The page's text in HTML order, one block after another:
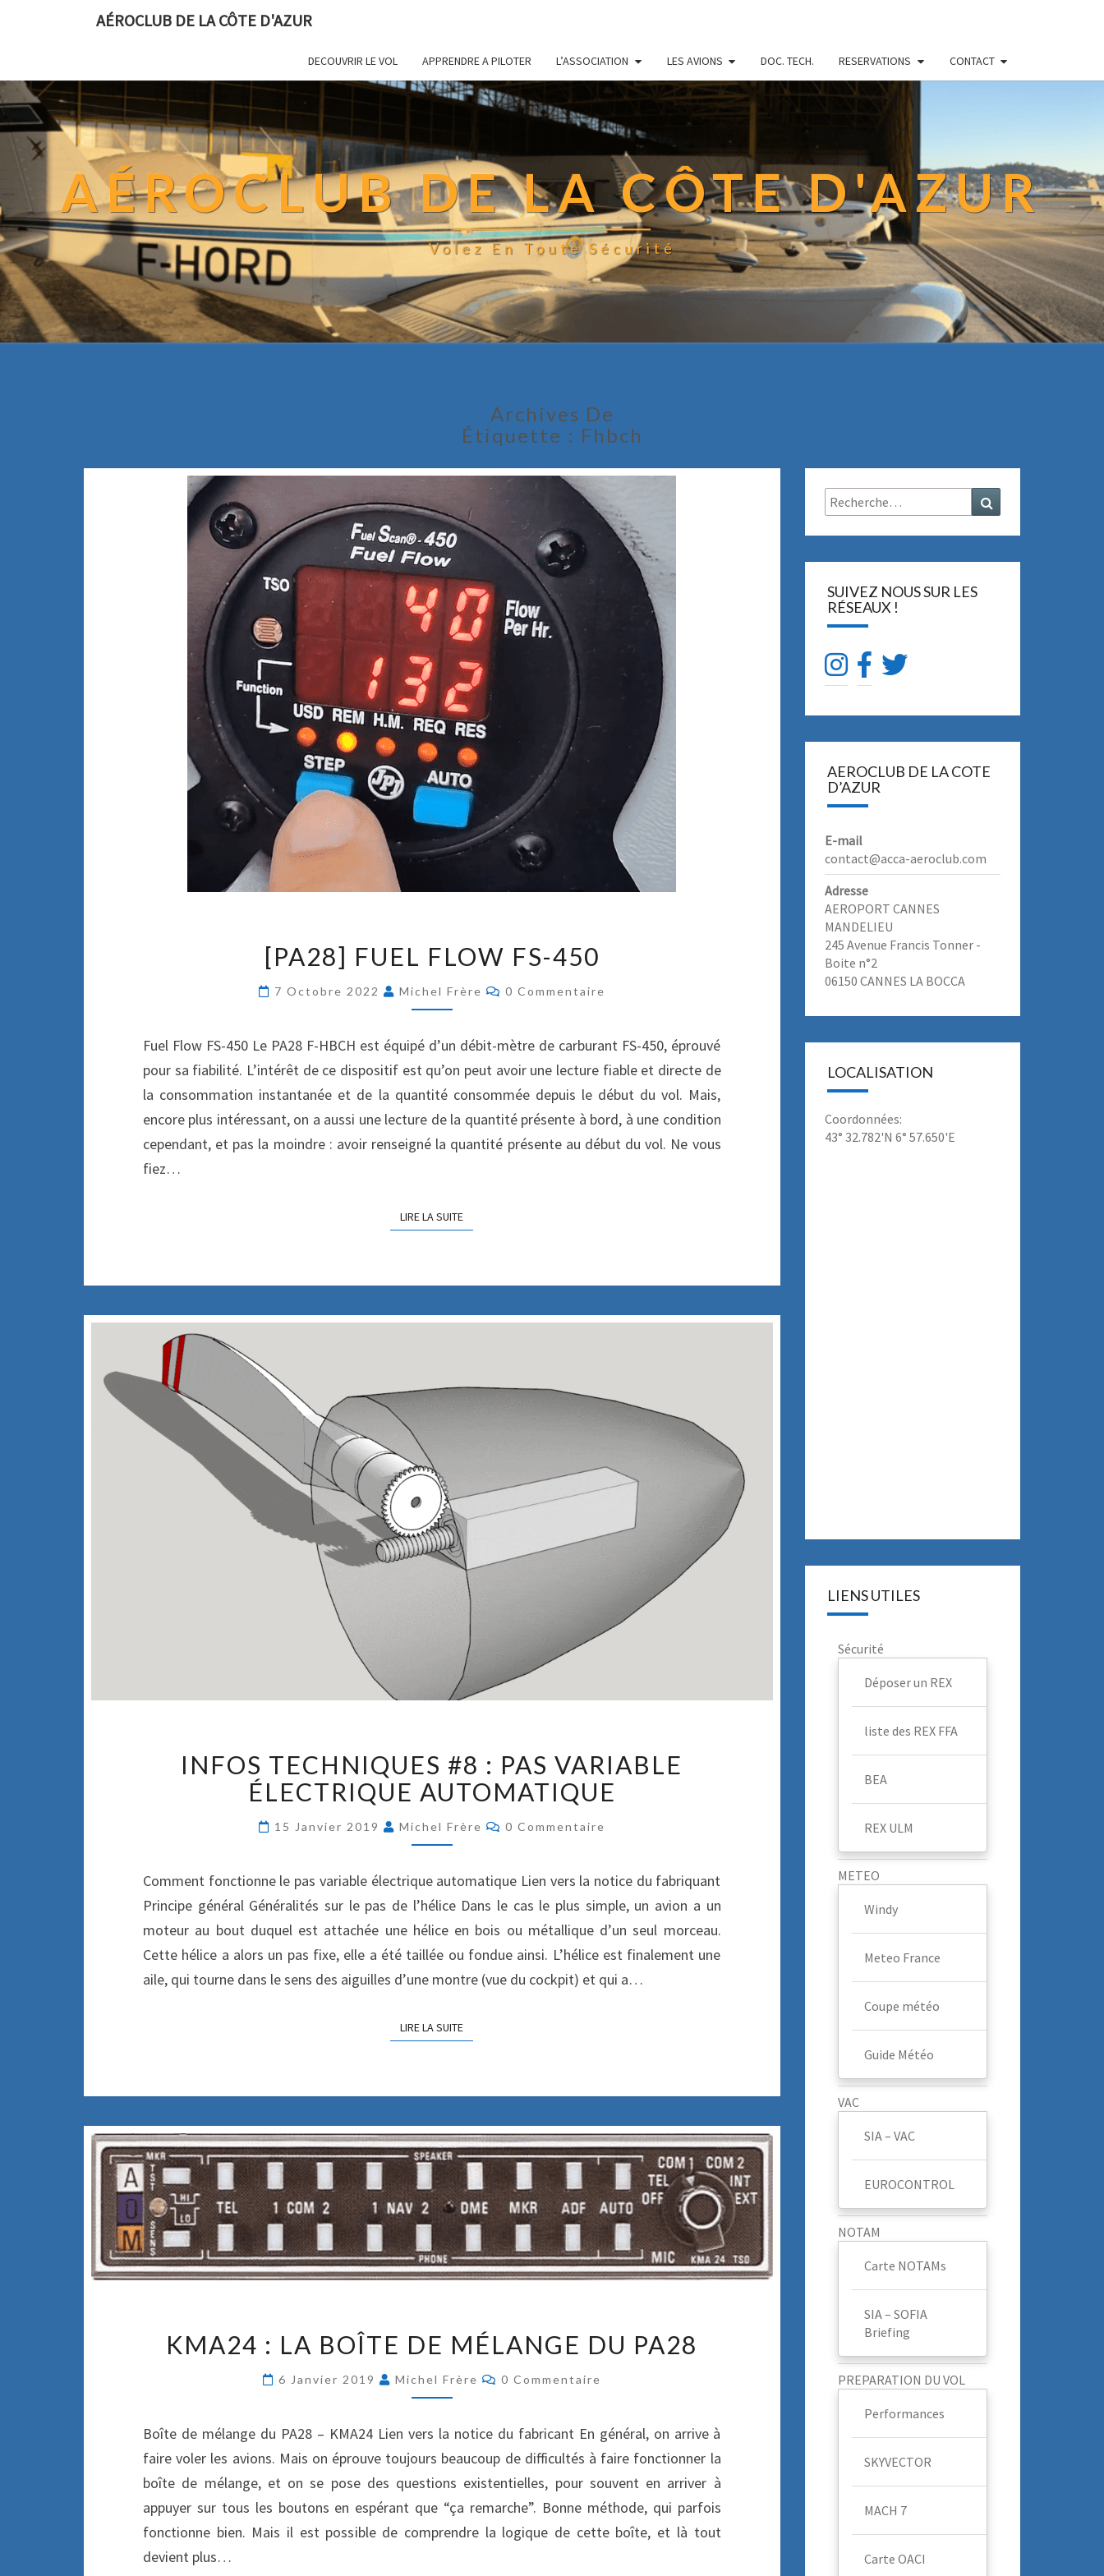
AÉROCLUB DE LA CÔTE D'AZUR
DECOUVRIR LE VOL APPRENDRE A PILOTER L’ASSOCIATION LES AVIONS DOC. TECH. RESERVATIONS CONTACT
AÉROCLUB DE LA CÔTE D'AZUR
Volez En Toute Sécurité
Archives De
Étiquette : Fhbch
P
2
]
U
E
L
F
F
4
0
[PA28] FUEL FLOW FS-450
7 Octobre 2022 Michel Frère
C
O
N
A
R
E
S
0 Commentaire
Fuel Flow FS-450 Le PA28 F-HBCH est équipé d’un débit-mètre de carburant FS-450, éprouvé
pour sa fiabilité. L’intérêt de ce dispositif est qu’on peut avoir une lecture fiable et directe de
la consommation instantanée et de la quantité consommée depuis le début du vol. Mais,
encore plus intéressant, on a aussi une lecture de la quantité présente à bord, à une condition
cependant, et pas la moindre : avoir renseigné la quantité présente au début du vol. Ne vous
fiez…
LIRE LA SUITE
N
F
O
S
T
C
H
N
I
S
:
A
S
V
A
R
A
B
É
E
C
R
I
Q
U
E
A
INFOS TECHNIQUES #8 : PAS VARIABLE
ÉLECTRIQUE AUTOMATIQUE
15 Janvier 2019 Michel Frère
C
O
N
A
S
0 Commentaire
Comment fonctionne le pas variable électrique automatique Lien vers la notice du fabriquant
Principe général Généralités sur le pas de l’hélice Dans le cas le plus simple, un avion a un
moteur au bout duquel est attachée une hélice en bois ou métallique d’un seul morceau.
Cette hélice a alors un pas fixe, elle a été taillée ou fondue ainsi. L’hélice est finalement une
aile, qui tourne dans le sens des aiguilles d’une montre (vue du cockpit) et qui a…
LIRE LA SUITE
M
2
:
A
B
O
Î
KMA24 : LA BOÎTE DE MÉLANGE DU PA28
6 Janvier 2019 Michel Frère
C
O
E
N
A
R
S
0 Commentaire
Boîte de mélange du PA28 – KMA24 Lien vers la notice du fabricant En général, on arrive à
faire voler les avions. Mais on éprouve toujours beaucoup de difficultés à faire fonctionner la
boîte de mélange, et on se pose des questions existentielles, pour souvent en arriver à
appuyer sur tous les boutons en espérant que “ça remarche”. Bonne méthode, qui parfois
fonctionne bien. Mais il est possible de comprendre la logique de cette boîte, et là tout
devient plus…
Rechercher :
SUIVEZ NOUS SUR LES
RÉSEAUX !
AEROCLUB DE LA COTE
D’AZUR
E-mail
contact@acca-aeroclub.com
Adresse
AEROPORT CANNES
MANDELIEU
245 Avenue Francis Tonner -
Boite n°2
06150 CANNES LA BOCCA
LOCALISATION
Coordonnées:
43° 32.782'N 6° 57.650'E
LIENS UTILES
Sécurité
Déposer un REX
liste des REX FFA
BEA
REX ULM
METEO
Windy
Meteo France
Coupe météo
Guide Météo
VAC
SIA – VAC
EUROCONTROL
NOTAM
Carte NOTAMs
SIA – SOFIA
Briefing
PREPARATION DU VOL
Performances
SKYVECTOR
MACH 7
Carte OACI